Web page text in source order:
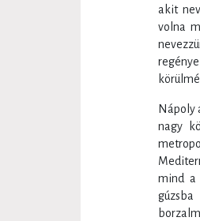
akit
volna
Nápoly
nagy
mind a